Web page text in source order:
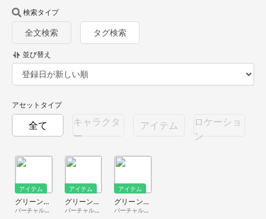
検索タイプ
全文検索 タグ検索
並び替え
アセットタイプ
全て
キャラクタ
ー
アイテム
ロケーショ
ン
アイテム
グリーンポット(グリーン)
アイテム
グリーンポット(レッド)
バーチャルキャスト公式 素材配布
アイテム
グリーンポット(グレー)